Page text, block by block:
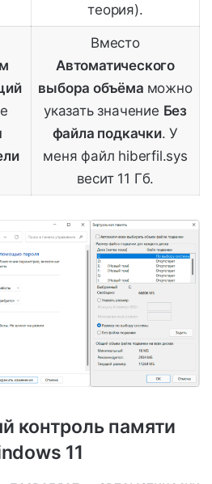
теория).
Вместо
Автоматического
выбора объёма можно
указать значение Без
файла подкачки. У
меня файл hiberfil.sys
весит 11 Гб.
контроль памяти
11